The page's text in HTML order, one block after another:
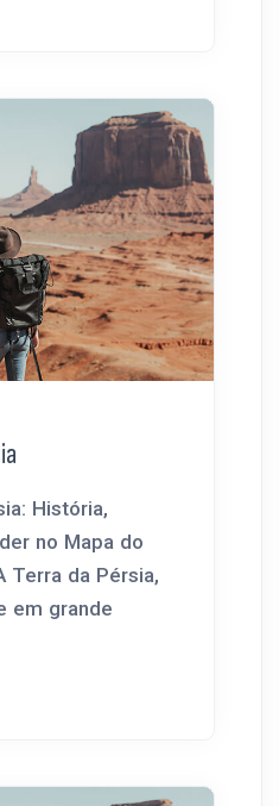
História,
no Mapa do
Terra da Pérsia,
em grande